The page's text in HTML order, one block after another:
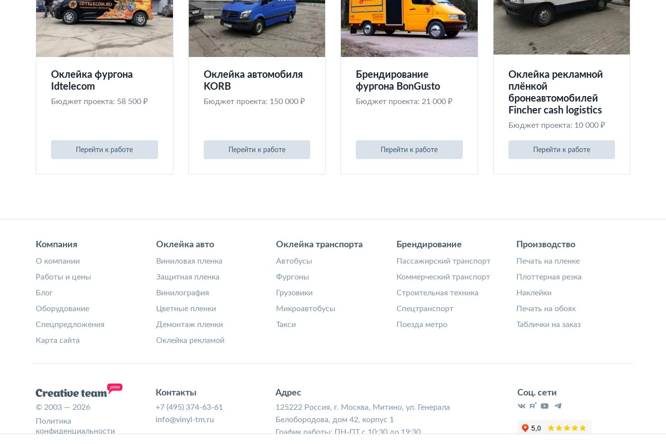
Оклейка фургона
Idtelecom
Бюджет проекта: 58 500 ₽
Перейти к работе
Оклейка автомобиля
KORB
Бюджет проекта: 150 000 ₽
Перейти к работе
Брендирование
фургона BonGusto
Бюджет проекта: 21 000 ₽
Перейти к работе
Оклейка рекламной
плёнкой
бронеавтомобилей
Fincher cash logistics
Бюджет проекта: 10 000 ₽
Перейти к работе
Компания
О компании
Работы и цены
Блог
Оборудование
Спецпредложения
Карта сайта
Оклейка авто
Виниловая пленка
Защитная пленка
Винилография
Цветные пленки
Демонтаж пленки
Оклейка рекламой
Оклейка транспорта
Автобусы
Фургоны
Грузовики
Микроавтобусы
Такси
Брендирование
Пассажирский транспорт
Коммерческий транспорт
Строительная техника
Спецтранспорт
Поезда метро
Производство
Печать на пленке
Плоттерная резка
Наклейки
Печать на обоях
Таблички на заказ
© 2003 — 2026
Политика
конфиденциальности
Контакты
+7 (495) 374-63-61
info@vinyl-tm.ru
Адрес
125222 Россия, г. Москва, Митино, ул. Генерала
Белобородова, дом 42, корпус 1
График работы: ПН-ПТ с 10:30 до 19:30
Соц. сети